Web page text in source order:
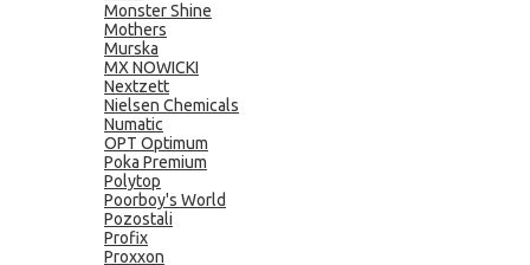
Monster Shine
Mothers
Murska
MX NOWICKI
Nextzett
Nielsen Chemicals
Numatic
OPT Optimum
Poka Premium
Polytop
Poorboy's World
Pozostali
Profix
Proxxon